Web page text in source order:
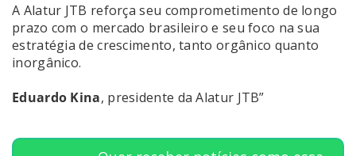
A Alatur JTB reforça seu comprometimento de longo
prazo com o mercado brasileiro e seu foco na sua
estratégia de crescimento, tanto orgânico quanto
inorgânico.
Eduardo Kina, presidente da Alatur JTB”